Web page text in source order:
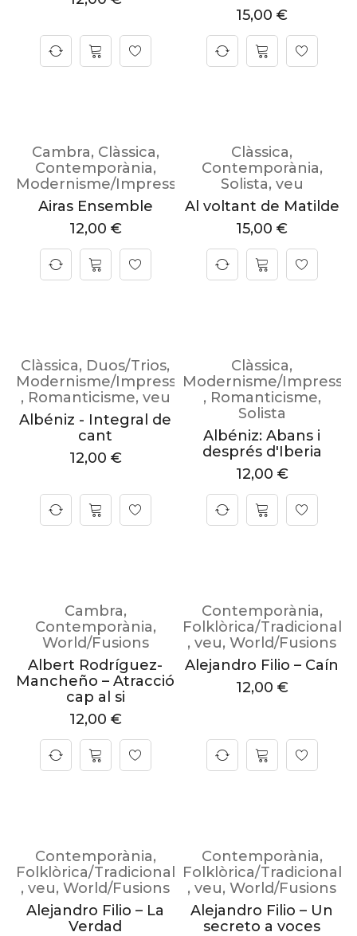
15,00 €
Cambra, Clàssica,
Contemporània,
Modernisme/Impressionisme
Airas Ensemble
12,00 €
Clàssica,
Contemporània,
Solista, veu
Al voltant de Matilde
15,00 €
Clàssica, Duos/Trios,
Modernisme/Impressionisme
, Romanticisme, veu
Albéniz - Integral de
cant
12,00 €
Clàssica,
Modernisme/
, Romanticisme,
Solista
Albéniz: Abans i
després d'Iberia
12,00 €
Cambra,
Contemporània,
World/Fusions
Albert Rodríguez-
Mancheño – Atracció
cap al si
12,00 €
Contemporània,
Folklòrica/Tradicional
, veu, World/Fusions
Alejandro Filio – Caín
12,00 €
Contemporània,
Folklòrica/Tradicional
, veu, World/Fusions
Alejandro Filio – La
Verdad
Contemporània,
Folklòrica/Tradicional
, veu, World/Fusions
Alejandro Filio – Un
secreto a voces